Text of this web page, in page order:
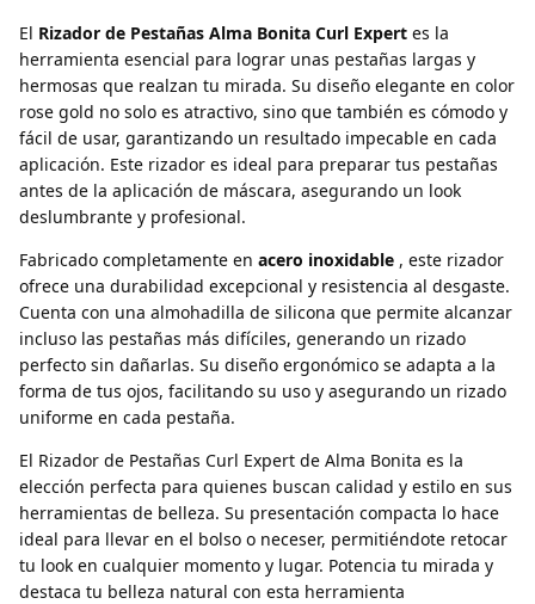
El Rizador de Pestañas Alma Bonita Curl Expert es la
herramienta esencial para lograr unas pestañas largas y
hermosas que realzan tu mirada. Su diseño elegante en color
rose gold no solo es atractivo, sino que también es cómodo y
fácil de usar, garantizando un resultado impecable en cada
aplicación. Este rizador es ideal para preparar tus pestañas
antes de la aplicación de máscara, asegurando un look
deslumbrante y profesional.
Fabricado completamente en acero inoxidable , este rizador
ofrece una durabilidad excepcional y resistencia al desgaste.
Cuenta con una almohadilla de silicona que permite alcanzar
incluso las pestañas más difíciles, generando un rizado
perfecto sin dañarlas. Su diseño ergonómico se adapta a la
forma de tus ojos, facilitando su uso y asegurando un rizado
uniforme en cada pestaña.
El Rizador de Pestañas Curl Expert de Alma Bonita es la
elección perfecta para quienes buscan calidad y estilo en sus
herramientas de belleza. Su presentación compacta lo hace
ideal para llevar en el bolso o neceser, permitiéndote retocar
tu look en cualquier momento y lugar. Potencia tu mirada y
destaca tu belleza natural con esta herramienta